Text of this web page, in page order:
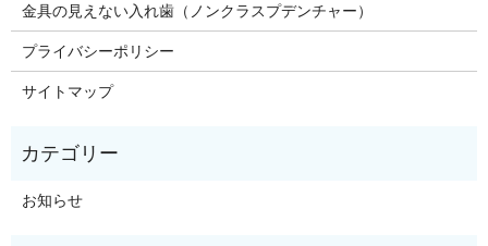
金具の見えない入れ歯（ノンクラスプデンチャー）
プライバシーポリシー
サイトマップ
お知らせ